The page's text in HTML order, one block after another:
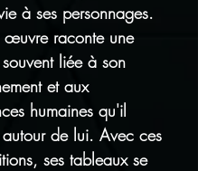
à ses personnages.
œuvre raconte une
liée à son
et aux
humaines qu'il
de lui. Avec ces
ses tableaux se